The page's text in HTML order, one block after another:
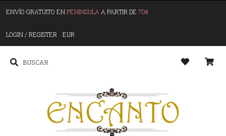
ENVÍO GRATUITO ENPENINSULA A PARTIR DE 70€
LOGIN / REGISTER EUR